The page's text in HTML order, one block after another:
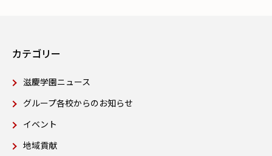
カテゴリー
滋慶学園ニュース
グループ各校からのお知らせ
イベント
地域貢献